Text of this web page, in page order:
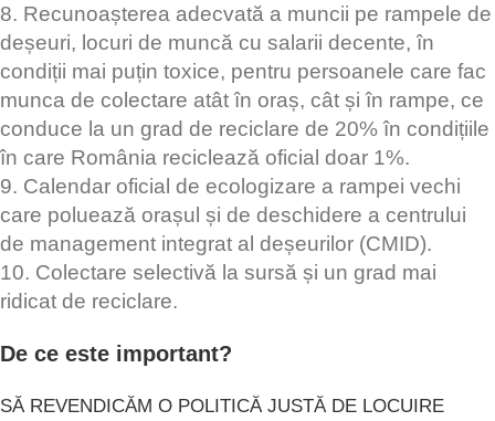
8. Recunoașterea adecvată a muncii pe rampele de
deșeuri, locuri de muncă cu salarii decente, în
condiții mai puțin toxice, pentru persoanele care fac
munca de colectare atât în oraș, cât și în rampe, ce
conduce la un grad de reciclare de 20% în condițiile
în care România reciclează oficial doar 1%.
9. Calendar oficial de ecologizare a rampei vechi
care poluează orașul și de deschidere a centrului
de management integrat al deșeurilor (CMID).
10. Colectare selectivă la sursă și un grad mai
ridicat de reciclare.
De ce este important?
SĂ REVENDICĂM O POLITICĂ JUSTĂ DE LOCUIRE